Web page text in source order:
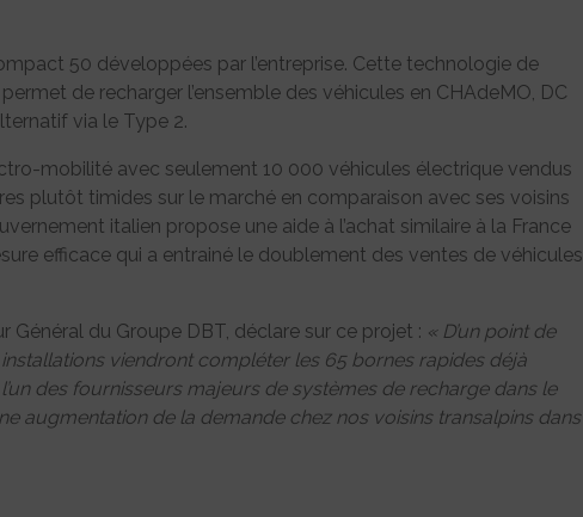
50 développées par l’entreprise. Cette technologie de
de recharger l’ensemble des véhicules en CHAdeMO, DC
via le Type 2.
mobilité avec seulement 10 000 véhicules électrique vendus
plutôt timides sur le marché en comparaison avec ses voisins
italien propose une aide à l’achat similaire à la France
efficace qui a entrainé le doublement des ventes de véhicules
Général du Groupe DBT, déclare sur ce projet : « D’un point de
viendront compléter les 65 bornes rapides déjà
des fournisseurs majeurs de systèmes de recharge dans le
augmentation de la demande chez nos voisins transalpins dans